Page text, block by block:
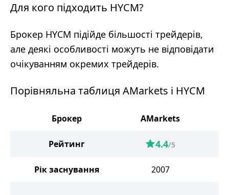
Для кого підходить HYCM?
Брокер HYCM підійде більшості трейдерів,
але деякі особливості можуть не відповідати
очікуванням окремих трейдерів.
Порівняльна таблиця AMarkets і HYCM
Брокер AMarkets
Рейтинг 4.4/5
Рік заснування 2007